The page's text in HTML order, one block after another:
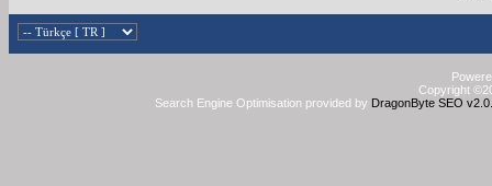
Copyright
Search Engine Optimisation provided by DragonByte SEO